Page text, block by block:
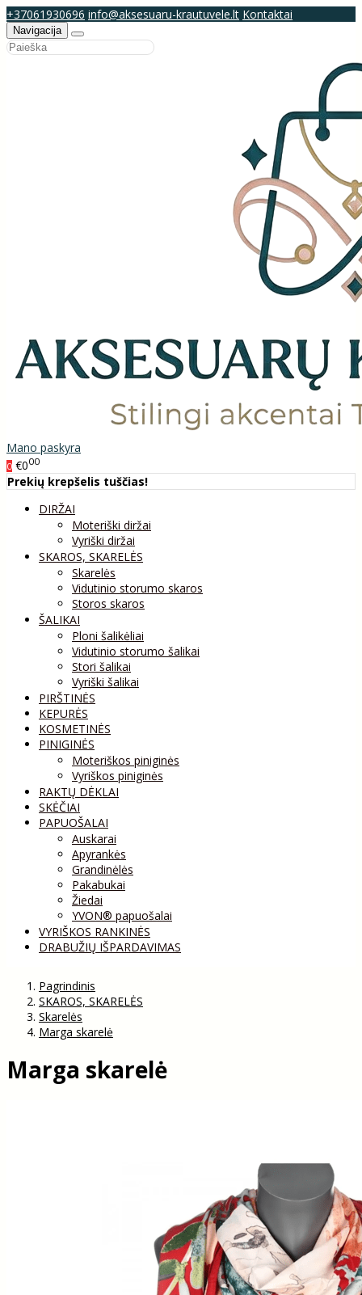
+37061930696 info@aksesuaru-krautuvele.lt Kontaktai
Navigacija
Mano paskyra
0 €000
Prekių krepšelis tuščias!
DIRŽAI
Moteriški diržai
Vyriški diržai
SKAROS, SKARELĖS
Skarelės
Vidutinio storumo skaros
Storos skaros
ŠALIKAI
Ploni šalikėliai
Vidutinio storumo šalikai
Stori šalikai
Vyriški šalikai
PIRŠTINĖS
KEPURĖS
KOSMETINĖS
PINIGINĖS
Moteriškos piniginės
Vyriškos piniginės
RAKTŲ DĖKLAI
SKĖČIAI
PAPUOŠALAI
Auskarai
Apyrankės
Grandinėlės
Pakabukai
Žiedai
YVON® papuošalai
VYRIŠKOS RANKINĖS
DRABUŽIŲ IŠPARDAVIMAS
Pagrindinis
SKAROS, SKARELĖS
Skarelės
Marga skarelė
Marga skarelė